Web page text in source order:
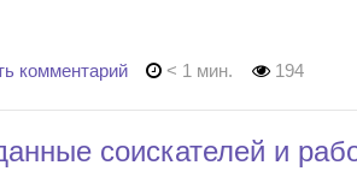
комментарий < 1 мин. 194
соискателей и